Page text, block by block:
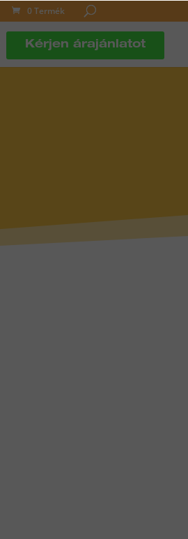
0 Termék
Kérjen árajánlatot